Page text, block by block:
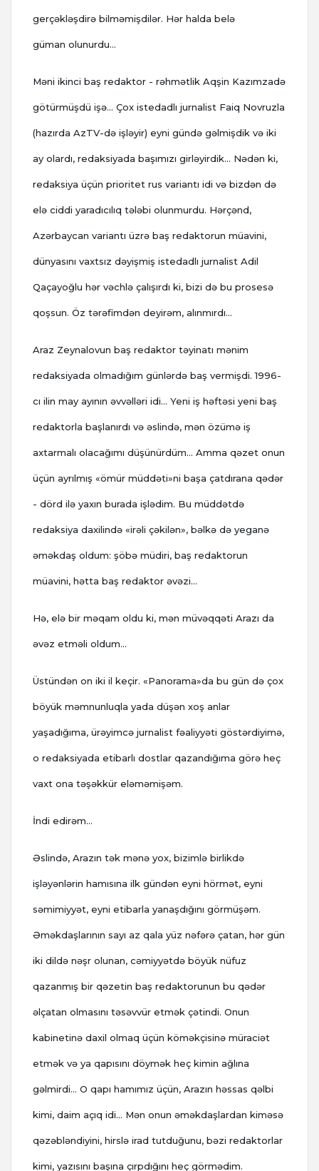
gerçəkləşdirə bilməmişdilər. Hər halda belə
güman olunurdu…
Məni ikinci baş redaktor - rəhmətlik Aqşin Kazımzadə
götürmüşdü işə… Çox istedadlı jurnalist Faiq Novruzla
(hazırda AzTV-də işləyir) eyni gündə gəlmişdik və iki
ay olardı, redaksiyada başımızı girləyirdik… Nədən ki,
redaksiya üçün prioritet rus variantı idi və bizdən də
elə ciddi yaradıcılıq tələbi olunmurdu. Hərçənd,
Azərbaycan variantı üzrə baş redaktorun müavini,
dünyasını vaxtsız dəyişmiş istedadlı jurnalist Adil
Qaçayoğlu hər vəchlə çalışırdı ki, bizi də bu prosesə
qoşsun. Öz tərəfimdən deyirəm, alınmırdı…
Araz Zeynalovun baş redaktor təyinatı mənim
redaksiyada olmadığım günlərdə baş vermişdi. 1996-
cı ilin may ayının əvvəlləri idi… Yeni iş həftəsi yeni baş
redaktorla başlanırdı və əslində, mən özümə iş
axtarmalı olacağımı düşünürdüm… Amma qəzet onun
üçün ayrılmış «ömür müddəti»ni başa çatdırana qədər
- dörd ilə yaxın burada işlədim. Bu müddətdə
redaksiya daxilində «irəli çəkilən», bəlkə də yeganə
əməkdaş oldum: şöbə müdiri, baş redaktorun
müavini, hətta baş redaktor əvəzi…
Hə, elə bir məqam oldu ki, mən müvəqqəti Arazı da
əvəz etməli oldum…
Üstündən on iki il keçir. «Panorama»da bu gün də çox
böyük məmnunluqla yada düşən xoş anlar
yaşadığıma, ürəyimcə jurnalist fəaliyyəti göstərdiyimə,
o redaksiyada etibarlı dostlar qazandığıma görə heç
vaxt ona təşəkkür eləməmişəm.
İndi edirəm…
Əslində, Arazın tək mənə yox, bizimlə birlikdə
işləyənlərin hamısına ilk gündən eyni hörmət, eyni
səmimiyyət, eyni etibarla yanaşdığını görmüşəm.
Əməkdaşlarının sayı az qala yüz nəfərə çatan, hər gün
iki dildə nəşr olunan, cəmiyyətdə böyük nüfuz
qazanmış bir qəzetin baş redaktorunun bu qədər
əlçatan olmasını təsəvvür etmək çətindi. Onun
kabinetinə daxil olmaq üçün köməkçisinə müraciət
etmək və ya qapısını döymək heç kimin ağlına
gəlmirdi… O qapı hamımız üçün, Arazın həssas qəlbi
kimi, daim açıq idi… Mən onun əməkdaşlardan kiməsə
qəzəbləndiyini, hirslə irad tutduğunu, bəzi redaktorlar
kimi, yazısını başına çırpdığını heç görmədim.